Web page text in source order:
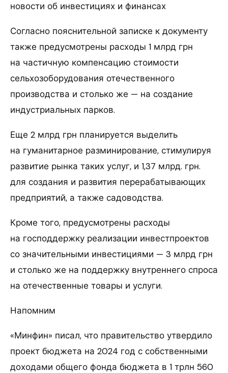
новости об инвестициях и финансах
Согласно пояснительной записке к документу
также предусмотрены расходы 1 млрд грн
на частичную компенсацию стоимости
сельхозоборудования отечественного
производства и столько же — на создание
индустриальных парков.
Еще 2 млрд грн планируется выделить
на гуманитарное разминирование, стимулируя
развитие рынка таких услуг, и 1,37 млрд. грн.
для создания и развития перерабатывающих
предприятий, а также садоводства.
Кроме того, предусмотрены расходы
на господдержку реализации инвестпроектов
со значительными инвестициями — 3 млрд грн
и столько же на поддержку внутреннего спроса
на отечественные товары и услуги.
Напомним
«Минфин» писал, что правительство утвердило
проект бюджета на 2024 год с собственными
доходами общего фонда бюджета в 1 трлн 560